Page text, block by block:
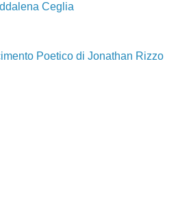
Ceglia
Poetico di Jonathan Rizzo